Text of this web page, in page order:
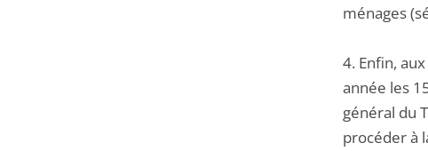
ménages
4. Enfin,
année les
général du
procéder à